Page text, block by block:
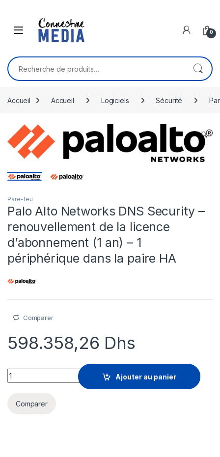
0
Recherche pour :
Accueil Accueil Logiciels Sécurité
🔍
Pare-feu
Palo Alto Networks DNS Security –
renouvellement de la licence
d’abonnement (1 an) – 1
périphérique dans la paire HA
Comparer
598.358,26 Dhs
Palo Alto Networks DNS Security - renouvellement de la
Ajouter au panier
Comparer